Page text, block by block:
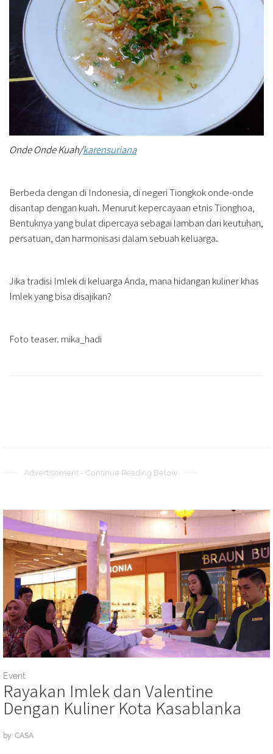
Onde Onde Kuah/karensuriana
Berbeda dengan di Indonesia, di negeri Tiongkok onde-onde
disantap dengan kuah. Menurut kepercayaan etnis Tionghoa,
Bentuknya yang bulat dipercaya sebagai lamban dari keutuhan,
persatuan, dan harmonisasi dalam sebuah keluarga.
Jika tradisi Imlek di keluarga Anda, mana hidangan kuliner khas
Imlek yang bisa disajikan?
Foto teaser. mika_hadi
Advertisement - Continue Reading Below
Event
Rayakan Imlek dan Valentine
Dengan Kuliner Kota Kasablanka
by: CASA